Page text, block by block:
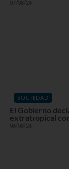
07/08/26
SOCIEDAD
El Gobierno
extratropical
06/08/26